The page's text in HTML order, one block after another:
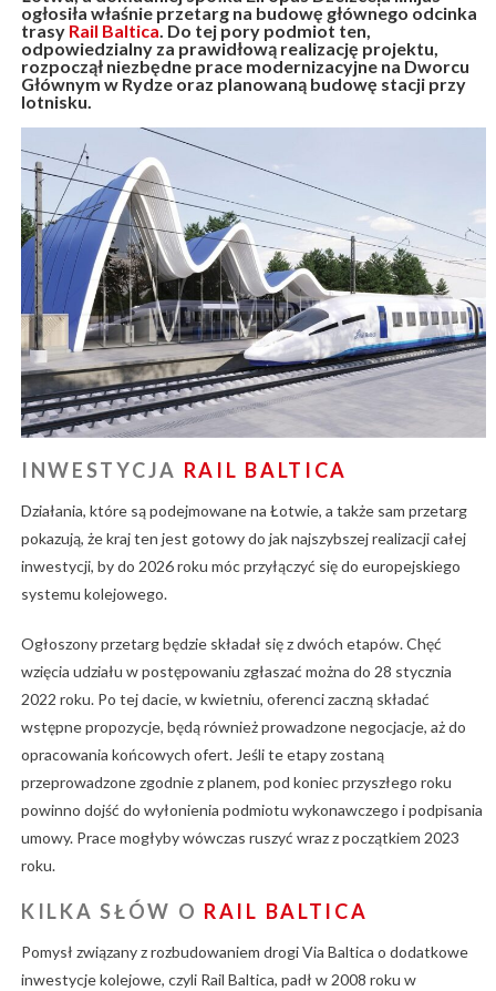
ogłosiła właśnie przetarg na budowę głównego odcinka
trasy Rail Baltica. Do tej pory podmiot ten,
odpowiedzialny za prawidłową realizację projektu,
rozpoczął niezbędne prace modernizacyjne na Dworcu
Głównym w Rydze oraz planowaną budowę stacji przy
lotnisku.
INWESTYCJA RAIL BALTICA
Działania, które są podejmowane na Łotwie, a także sam przetarg
pokazują, że kraj ten jest gotowy do jak najszybszej realizacji całej
inwestycji, by do 2026 roku móc przyłączyć się do europejskiego
systemu kolejowego.
Ogłoszony przetarg będzie składał się z dwóch etapów. Chęć
wzięcia udziału w postępowaniu zgłaszać można do 28 stycznia
2022 roku. Po tej dacie, w kwietniu, oferenci zaczną składać
wstępne propozycje, będą również prowadzone negocjacje, aż do
opracowania końcowych ofert. Jeśli te etapy zostaną
przeprowadzone zgodnie z planem, pod koniec przyszłego roku
powinno dojść do wyłonienia podmiotu wykonawczego i podpisania
umowy. Prace mogłyby wówczas ruszyć wraz z początkiem 2023
roku.
KILKA SŁÓW O RAIL BALTICA
Pomysł związany z rozbudowaniem drogi Via Baltica o dodatkowe
inwestycje kolejowe, czyli Rail Baltica, padł w 2008 roku w